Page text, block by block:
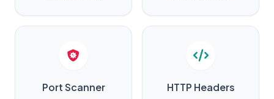
Port Scanner HTTP Headers